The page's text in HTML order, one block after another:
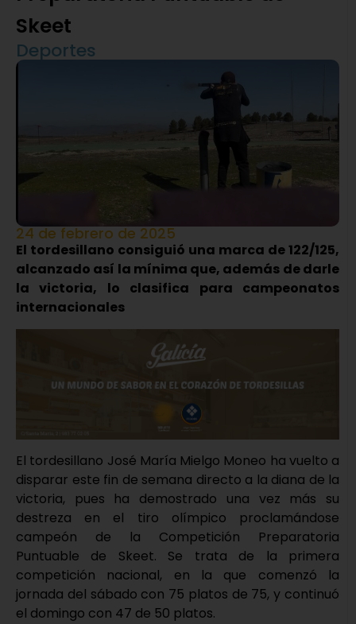
Skeet
Deportes
24 de febrero de 2025
El tordesillano consiguió una marca de 122/125,
alcanzado así la mínima que, además de darle
la victoria, lo clasifica para campeonatos
internacionales
El tordesillano José María Mielgo Moneo ha vuelto a
disparar este fin de semana directo a la diana de la
victoria, pues ha demostrado una vez más su
destreza en el tiro olímpico proclamándose
campeón de la Competición Preparatoria
Puntuable de Skeet. Se trata de la primera
competición nacional, en la que comenzó la
jornada del sábado con 75 platos de 75, y continuó
el domingo con 47 de 50 platos.